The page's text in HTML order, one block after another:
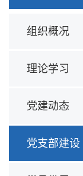
组织概况
理论学习
党建动态
党支部建设